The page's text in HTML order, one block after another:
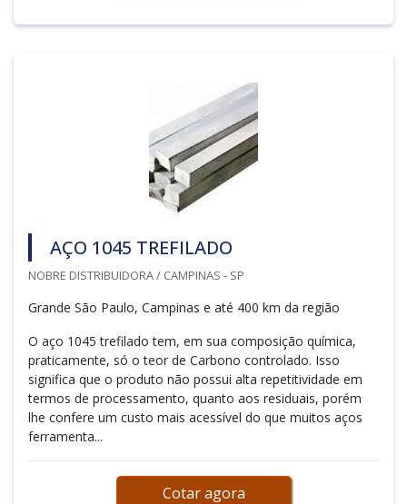
AÇO 1045 TREFILADO
NOBRE DISTRIBUIDORA / CAMPINAS - SP
Grande São Paulo, Campinas e até 400 km da região
O aço 1045 trefilado tem, em sua composição química,
praticamente, só o teor de Carbono controlado. Isso
significa que o produto não possui alta repetitividade em
termos de processamento, quanto aos residuais, porém
lhe confere um custo mais acessível do que muitos aços
ferramenta...
Cotar agora